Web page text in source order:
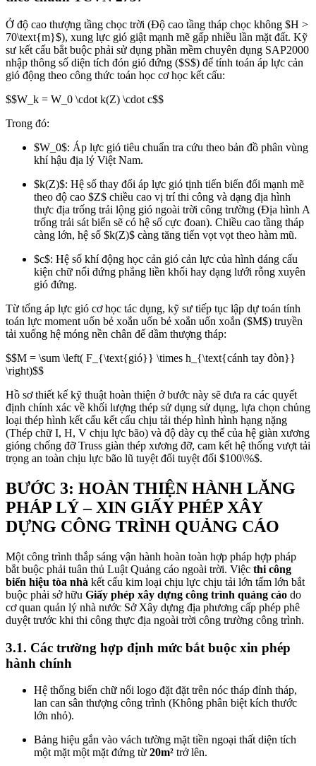
Ở độ cao thượng tầng chọc trời (Độ cao tầng tháp chọc không $H >
70\text{m}$), xung lực gió giật mạnh mẽ gấp nhiều lần mặt đất. Kỹ
sư kết cấu bắt buộc phải sử dụng phần mềm chuyên dụng SAP2000
nhập thông số diện tích đón gió đứng ($S$) để tính toán áp lực cản
gió động theo công thức toán học cơ học kết cấu:
$$W_k = W_0 \cdot k(Z) \cdot c$$
Trong đó:
$W_0$: Áp lực gió tiêu chuẩn tra cứu theo bản đồ phân vùng
khí hậu địa lý Việt Nam.
$k(Z)$: Hệ số thay đổi áp lực gió tịnh tiến biến đổi mạnh mẽ
theo độ cao $Z$ chiều cao vị trí thi công và dạng địa hình
thực địa trống trải lộng gió ngoài trời công trường (Địa hình A
trống trải sát biển sẽ có hệ số cực đoan). Chiều cao tầng tháp
càng lớn, hệ số $k(Z)$ càng tăng tiến vọt vọt theo hàm mũ.
$c$: Hệ số khí động học cản gió cản lực của hình dáng cấu
kiện chữ nổi đứng phẳng liền khối hay dạng lưới rỗng xuyên
gió đứng.
Từ tổng áp lực gió cơ học tác dụng, kỹ sư tiếp tục lập dự toán tính
toán lực moment uốn bẻ xoắn uốn bẻ xoắn uốn xoắn ($M$) truyền
tải xuống hệ móng nền chân đế dầm thượng tháp:
$$M = \sum \left( F_{\text{gió}} \times h_{\text{cánh tay đòn}}
\right)$$
Hồ sơ thiết kế kỹ thuật hoàn thiện ở bước này sẽ đưa ra các quyết
định chính xác về khối lượng thép sử dụng sử dụng, lựa chọn chủng
loại thép hình kết cấu kết cấu chịu tải thép hình hình hạng nặng
(Thép chữ I, H, V chịu lực bão) và độ dày cụ thể của hệ giàn xương
gióng chống đỡ Truss giàn thép xương đỡ, cam kết hệ thống vượt tải
trọng an toàn chịu lực bão lũ tuyệt đối tuyệt đối $100\%$.
BƯỚC 3: HOÀN THIỆN HÀNH LĂNG
PHÁP LÝ – XIN GIẤY PHÉP XÂY
DỰNG CÔNG TRÌNH QUẢNG CÁO
Một công trình thắp sáng vận hành hoàn toàn hợp pháp hợp pháp
bắt buộc phải tuân thủ Luật Quảng cáo ngoài trời. Việc thi công
biển hiệu tòa nhà kết cấu kim loại chịu lực chịu tải lớn tấm lớn bắt
buộc phải sở hữu Giấy phép xây dựng công trình quảng cáo do
cơ quan quản lý nhà nước Sở Xây dựng địa phương cấp phép phê
duyệt trước khi thi công thực địa ngoài trời công trường công trình.
3.1. Các trường hợp định mức bắt buộc xin phép
hành chính
Hệ thống biển chữ nổi logo đặt đặt trên nóc tháp đỉnh tháp,
lan can sân thượng công trình (Không phân biệt kích thước
lớn nhỏ).
Bảng hiệu gắn vào vách tường mặt tiền ngoại thất diện tích
một mặt một mặt đứng từ 20m² trở lên.